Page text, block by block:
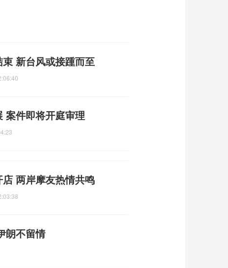
新台风或接踵而至
案件即将开庭审理
两岸摩友热情共鸣
朗不留情